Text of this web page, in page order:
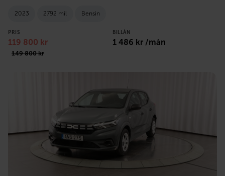
2023 2792 mil Bensin
PRIS
119 800 kr
149 800 kr
BILLÅN
1 486 kr /mån